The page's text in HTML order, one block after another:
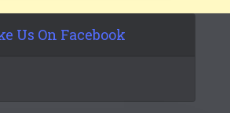
Us On Facebook